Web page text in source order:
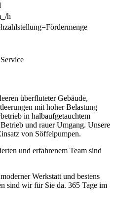
h
überfluteter Gebäude,
mit hoher Belastung
in halbaufgetauchtem
und rauer Umgang. Unsere
von Söffelpumpen.
und erfahrenem Team sind
Werkstatt und bestens
sind wir für Sie da. 365 Tage im